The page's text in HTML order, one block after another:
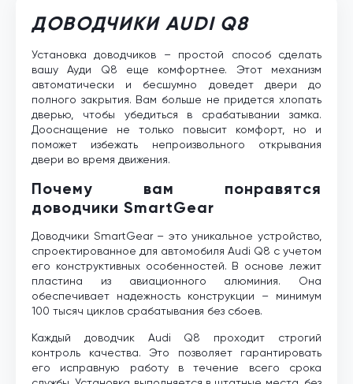
ДОВОДЧИКИ AUDI Q8
Установка доводчиков – простой способ сделать
вашу Ауди Q8 еще комфортнее. Этот механизм
автоматически и бесшумно доведет двери до
полного закрытия. Вам больше не придется хлопать
дверью, чтобы убедиться в срабатывании замка.
Дооснащение не только повысит комфорт, но и
поможет избежать непроизвольного открывания
двери во время движения.
Почему вам понравятся
доводчики SmartGear
Доводчики SmartGear – это уникальное устройство,
спроектированное для автомобиля Audi Q8 с учетом
его конструктивных особенностей. В основе лежит
пластина из авиационного алюминия. Она
обеспечивает надежность конструкции – минимум
100 тысяч циклов срабатывания без сбоев.
Каждый доводчик Audi Q8 проходит строгий
контроль качества. Это позволяет гарантировать
его исправную работу в течение всего срока